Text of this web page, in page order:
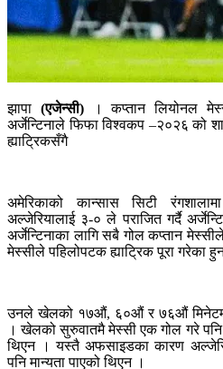
झापा (एजेन्सी)। कप्तान लियोनल
अर्जेन्टिनाले फिफा विश्वकप –२०२६ को
ह्याट्रिकसँगै
अमेरिकाको कान्सास सिटी
अल्जेरियालाई ३-० ले पराजित गर्दै
अर्जेन्टिनाका लागि सबै गोल कप्तान
मेस्सीले पहिलोपटक ह्याट्रिक पूरा गरेका
उनले खेलको १७औं, ६०औं र ७६औं मिनेटमा
। खेलको सुरुवातमै मेस्सी एक गोल गरे
थिएन । यस्तै अफसाइडका कारण
पनि मान्यता पाएको थिएन ।